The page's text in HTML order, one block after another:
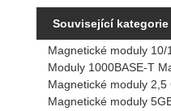
Související kategorie
Magnetické moduly 10/
Moduly 1000BASE-T
Magnetické moduly 2,5
Magnetické moduly